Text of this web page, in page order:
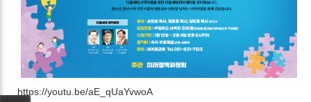
https://youtu.be/aE_qUaYvwoA